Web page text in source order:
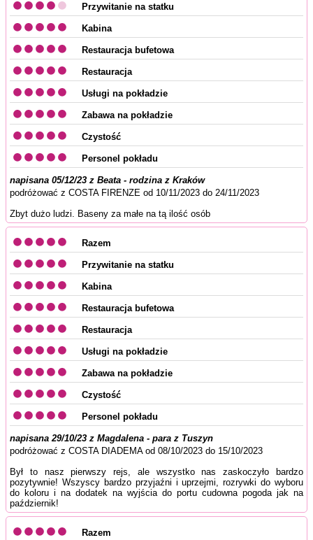
Przywitanie na statku
Kabina
Restauracja bufetowa
Restauracja
Usługi na pokładzie
Zabawa na pokładzie
Czystość
Personel pokładu
napisana 05/12/23 z Beata - rodzina z Kraków
podróżować z COSTA FIRENZE od 10/11/2023 do 24/11/2023
Zbyt dużo ludzi. Baseny za małe na tą ilość osób
Razem
Przywitanie na statku
Kabina
Restauracja bufetowa
Restauracja
Usługi na pokładzie
Zabawa na pokładzie
Czystość
Personel pokładu
napisana 29/10/23 z Magdalena - para z Tuszyn
podróżować z COSTA DIADEMA od 08/10/2023 do 15/10/2023
Był to nasz pierwszy rejs, ale wszystko nas zaskoczyło bardzo
pozytywnie! Wszyscy bardzo przyjaźni i uprzejmi, rozrywki do wyboru
do koloru i na dodatek na wyjścia do portu cudowna pogoda jak na
październik!
Razem